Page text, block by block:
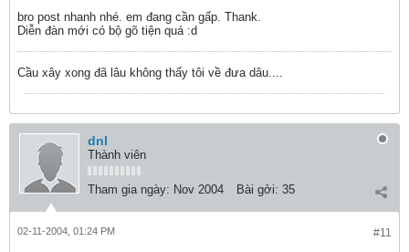
bro post nhanh nhé. em đang cần gấp. Thank.
Diễn đàn mới có bộ gõ tiện quá :d
Cầu xây xong đã lâu không thấy tôi về đưa dâu....
dnl
Thành viên
Tham gia ngày: Nov 2004 Bài gởi: 35
#11
02-11-2004, 01:24 PM